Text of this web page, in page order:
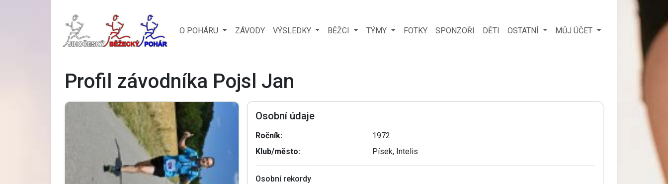
O POHÁRU ZÁVODY VÝSLEDKY BĚŽCI TÝMY FOTKY SPONZOŘI DĚTI OSTATNÍ MŮJ ÚČET
Profil závodníka Pojsl Jan
Osobní údaje
Ročník:
1972
Klub/město:
Písek, Intelis
Osobní rekordy